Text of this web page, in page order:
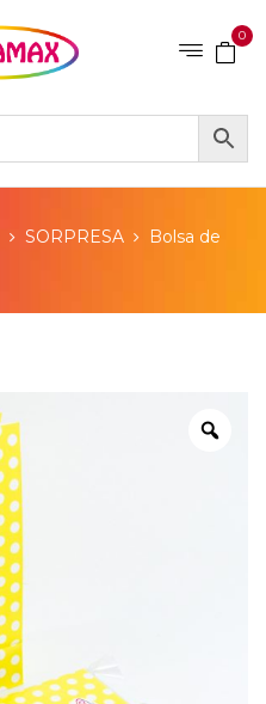
0
SORPRESA
Bolsa de